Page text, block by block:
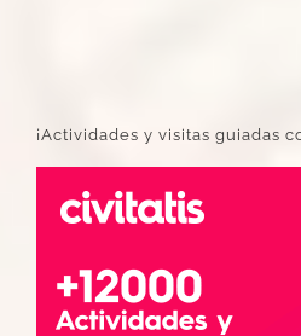
¡Actividades y visitas guiadas